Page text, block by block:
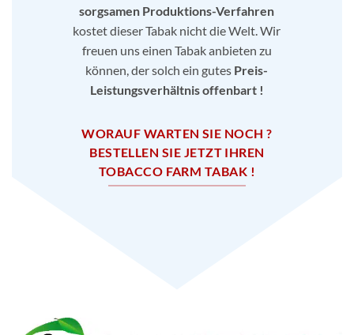
sorgsamen Produktions-Verfahren
kostet dieser Tabak nicht die Welt. Wir
freuen uns einen Tabak anbieten zu
können, der solch ein gutes Preis-
Leistungsverhältnis offenbart !
WORAUF WARTEN SIE NOCH ?
BESTELLEN SIE JETZT IHREN
TOBACCO FARM TABAK !